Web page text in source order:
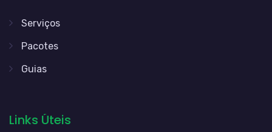
Serviços
Pacotes
Guias
Links Úteis